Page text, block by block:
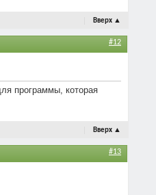
Вверх ▲
#12
программы, которая
Вверх ▲
#13